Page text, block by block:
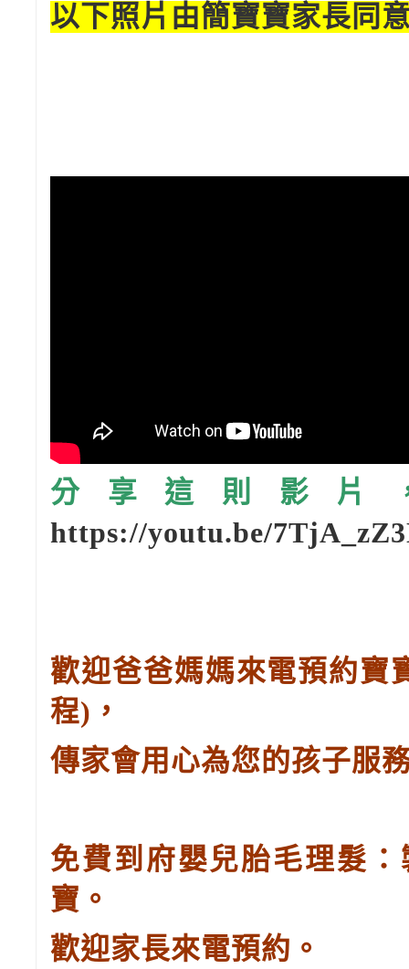
以下照片由簡寶寶家長同
分享這則影片
https://youtu.be/
歡迎爸爸媽媽來電預約寶
程) ，
傳家會用心為您的孩子服
免費到府嬰兒胎毛理髮
寶。
歡迎家長來電預約。